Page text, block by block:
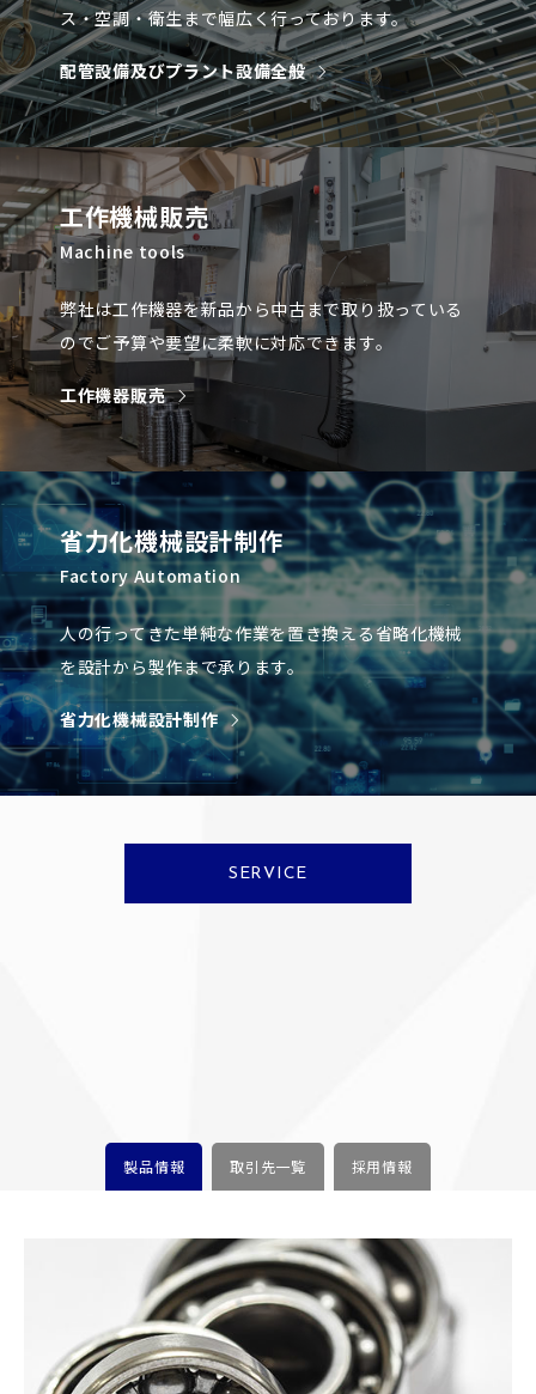
ス・空調・衛生まで幅広く行っております。
配管設備及びプラント設備全般
工作機械販売
Machine tools
弊社は工作機器を新品から中古まで取り扱っている
のでご予算や要望に柔軟に対応できます。
工作機器販売
省力化機械設計制作
Factory Automation
人の行ってきた単純な作業を置き換える省略化機械
を設計から製作まで承ります。
省力化機械設計制作
SERVICE
製品情報 取引先一覧 採用情報